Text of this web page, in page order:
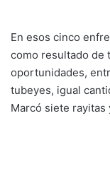
En esos cinco
como resultado de
oportunidades,
tubeyes, igual
Marcó siete rayitas